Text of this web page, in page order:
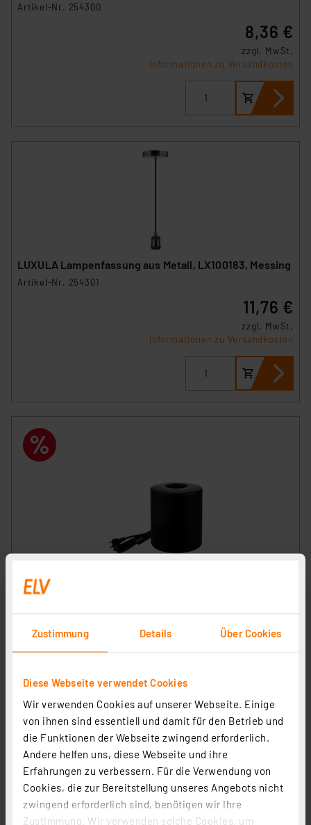
Zustimmung Details Über Cookies
Diese Webseite verwendet Cookies
Wir verwenden Cookies auf unserer Webseite. Einige
von ihnen sind essentiell und damit für den Betrieb und
die Funktionen der Webseite zwingend erforderlich.
Andere helfen uns, diese Webseite und ihre
Erfahrungen zu verbessern. Für die Verwendung von
Cookies, die zur Bereitstellung unseres Angebots nicht
zwingend erforderlich sind, benötigen wir Ihre
Zustimmung. Wir verwenden solche Cookies, um
Artikel-Nr. 254300
8,36 €
zzgl. MwSt.
Informationen zu Versandkosten
LUXULA Lampenfassung aus Metall, LX100183, Messing
Artikel-Nr. 254301
11,76 €
zzgl. MwSt.
Informationen zu Versandkosten
LUXULA Tischleuchte JAR, LX100187, schwarz
Informationen zu Versandkosten